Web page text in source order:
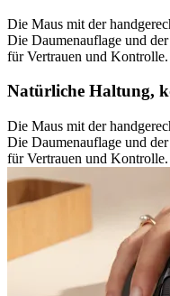
Die Maus mit der
Die Daumenauflage und
für Vertrauen und
Natürliche Haltung,
Die Maus mit der
Die Daumenauflage und
für Vertrauen und